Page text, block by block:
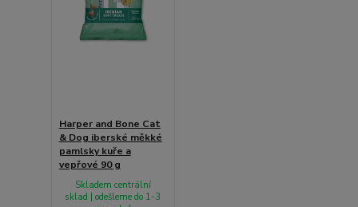
Harper and Bone Cat
& Dog iberské měkké
pamlsky kuře a
vepřové 90 g
Skladem centrální
sklad | odešleme do 1-3